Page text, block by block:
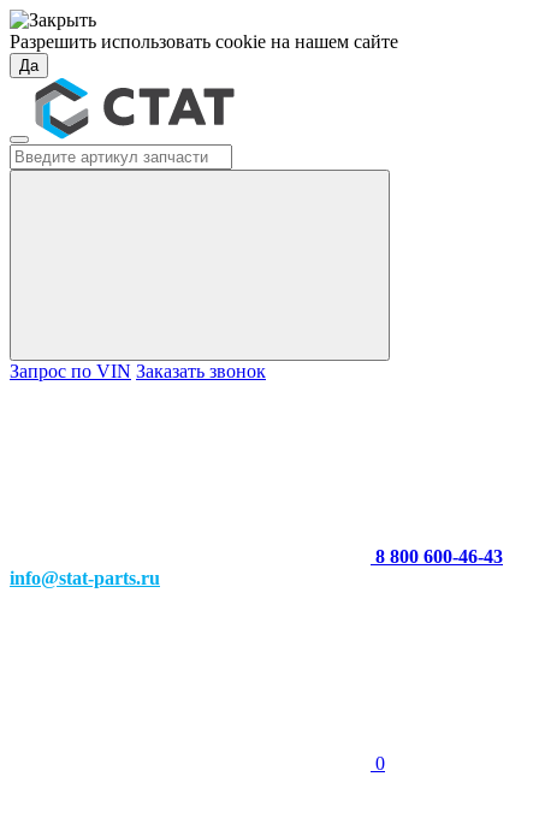
Разрешить использовать cookie на нашем сайте
Да
Запрос по VIN Заказать звонок
8 800 600-46-43
info@stat-parts.ru
0